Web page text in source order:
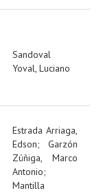
Sandoval
Yoval, Luciano
Estrada Arriaga,
Edson; Garzón
Zúñiga, Marco
Antonio;
Mantilla